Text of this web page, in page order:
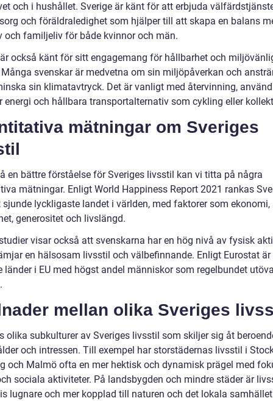
och i hushållet. Sverige är känt för att erbjuda
och föräldraledighet som hjälper till att skapa en balans
och familjeliv för både kvinnor och män.
också känt för sitt engagemang för hållbarhet och
Många svenskar är medvetna om sin miljöpåverkan och
sin klimatavtryck. Det är vanligt med återvinning,
energi och hållbara transportalternativ som cykling eller
mätningar om Sveriges
en bättre förståelse för Sveriges livsstil kan vi titta på några
mätningar. Enligt World Happiness Report 2021 rankas
sjunde lyckligaste landet i världen, med faktorer som
generositet och livslängd.
visar också att svenskarna har en hög nivå av fysisk
en hälsosam livsstil och välbefinnande. Enligt Eurostat är
länder i EU med högst andel människor som regelbundet
mellan olika Sveriges
olika subkulturer av Sveriges livsstil som skiljer sig åt
och intressen. Till exempel har storstädernas livsstil i
och Malmö ofta en mer hektisk och dynamisk prägel med
sociala aktiviteter. På landsbygden och mindre städer är
lugnare och mer kopplad till naturen och det lokala